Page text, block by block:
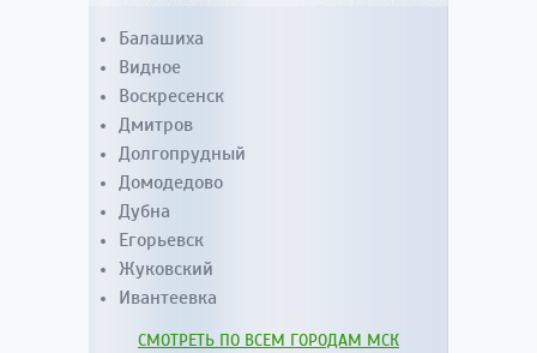
Балашиха
Видное
Воскресенск
Дмитров
Долгопрудный
Домодедово
Дубна
Егорьевск
Жуковский
Ивантеевка
СМОТРЕТЬ ПО ВСЕМ ГОРОДАМ МСК